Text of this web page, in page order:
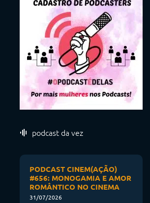
podcast da vez
PODCAST CINEM(AÇÃO)
#656: MONOGAMIA E AMOR
ROMÂNTICO NO CINEMA
31/07/2026